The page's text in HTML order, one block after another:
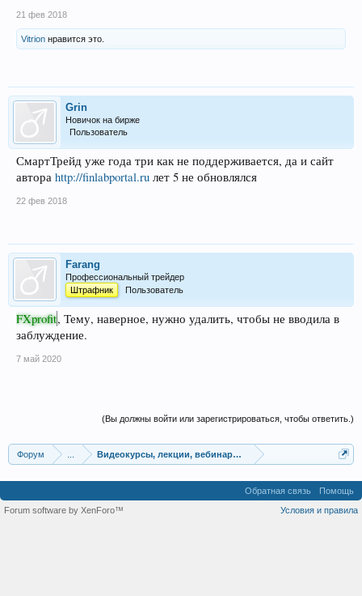
21 фев 2018
Vitrion нравится это.
Grin
Новичок на бирже
Пользователь
СмартТрейд уже года три как не поддерживается, да и сайт
автора http://finlabportal.ru лет 5 не обновлялся
22 фев 2018
Farang
Профессиональный трейдер
Штрафник
Пользователь
FXprofit, Тему, наверное, нужно удалить, чтобы не вводила в
заблуждение.
7 май 2020
(Вы должны войти или зарегистрироваться, чтобы ответить.)
Форум Видеокурсы, лекции, вебинары, учебный материал
Обратная связь
Помощь
Условия и правила
Forum software by XenForo™